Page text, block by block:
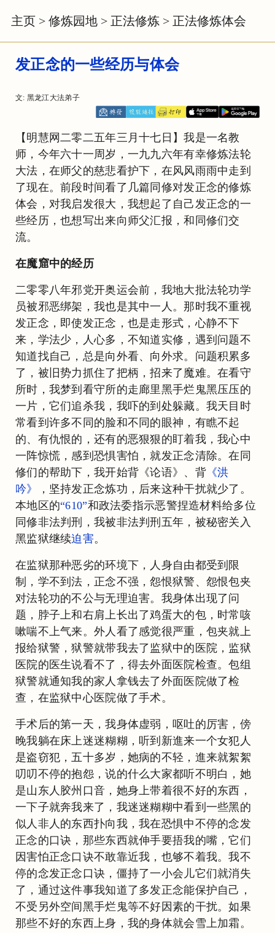
主页 > 修炼园地 > 正法修炼 > 正法修炼体会
发正念的一些经历与体会
文: 黑龙江大法弟子
【明慧网二零二五年三月十七日】我是一名教
师，今年六十一周岁，一九九六年有幸修炼法轮
大法，在师父的慈悲看护下，在风风雨雨中走到
了现在。前段时间看了几篇同修对发正念的修炼
体会，对我启发很大，我想起了自己发正念的一
些经历，也想写出来向师父汇报，和同修们交
流。
在魔窟中的经历
二零零八年邪党开奥运会前，我地大批法轮功学
员被邪恶绑架，我也是其中一人。那时我不重视
发正念，即使发正念，也是走形式，心静不下
来，学法少，人心多，不知道实修，遇到问题不
知道找自己，总是向外看、向外求。问题积累多
了，被旧势力抓住了把柄，招来了魔难。在看守
所时，我梦到看守所的走廊里黑手烂鬼黑压压的
一片，它们追杀我，我吓的到处躲藏。我天目时
常看到许多不同的脸和不同的眼神，有瞧不起
的、有仇恨的，还有的恶狠狠的盯着我，我心中
一阵惊慌，感到恐惧害怕，就发正念清除。在同
修们的帮助下，我开始背《论语》、背《洪
吟》
，坚持发正念炼功，后来这种干扰就少了。
本地区的“610”和政法委指示恶警捏造材料给多位
同修非法判刑，我被非法判刑五年，被秘密关入
黑监狱继续迫害。
在监狱那种恶劣的环境下，人身自由都受到限
制，学不到法，正念不强，怨恨狱警、怨恨包夹
对法轮功的不公与无理迫害。我身体出现了问
题，脖子上和右肩上长出了鸡蛋大的包，时常咳
嗽喘不上气来。外人看了感觉很严重，包夹就上
报给狱警，狱警就带我去了监狱中的医院，监狱
医院的医生说看不了，得去外面医院检查。包组
狱警就通知我的家人拿钱去了外面医院做了检
查，在监狱中心医院做了手术。
手术后的第一天，我身体虚弱，呕吐的厉害，傍
晚我躺在床上迷迷糊糊，听到新進来一个女犯人
是盗窃犯，五十多岁，她病的不轻，進来就絮絮
叨叨不停的抱怨，说的什么大家都听不明白，她
是山东人胶州口音，她身上带着很不好的东西，
一下子就奔我来了，我迷迷糊糊中看到一些黑的
似人非人的东西扑向我，我在恐惧中不停的念发
正念的口诀，那些东西就伸手要捂我的嘴，它们
因害怕正念口诀不敢靠近我，也够不着我。我不
停的念发正念口诀，僵持了一小会儿它们就消失
了，通过这件事我知道了多发正念能保护自己，
不受另外空间黑手烂鬼等不好因素的干扰。如果
那些不好的东西上身，我的身体就会雪上加霜。